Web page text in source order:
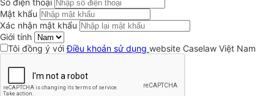
Số điện thoại
Mật khẩu
Xác nhận mật khẩu
Giới tính
Tôi đồng ý vớiĐiều khoản sử dụng website Caselaw Việt Nam